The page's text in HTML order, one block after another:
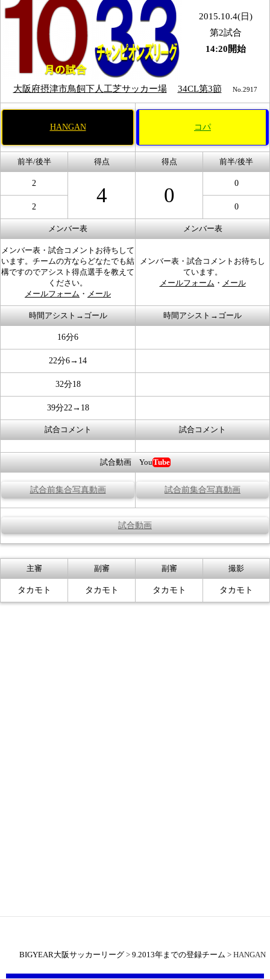
2015.10.4(日)
第2試合
14:20開始
大阪府摂津市鳥飼下人工芝サッカー場 34CL第3節 No.2917
HANGAN コパ
前半/後半 得点 得点 前半/後半
2
4 0
0
2 0
メンバー表 メンバー表
メンバー表・試合コメントお待ちして
います。チームの方ならどなたでも結
構ですのでアシスト得点選手を教えて
ください。
メールフォーム ・ メール
メンバー表・試合コメントお待ちし
ています。
メールフォーム ・ メール
時間アシスト→ゴール 時間アシスト→ゴール
16分6
22分6→14
32分18
39分22→18
試合コメント 試合コメント
試合動画 YouTube
試合前集合写真動画 試合前集合写真動画
試合動画
主審 副審 副審 撮影
タカモト タカモト タカモト タカモト
BIGYEAR大阪サッカーリーグ > 9.2013年までの登録チーム > HANGAN